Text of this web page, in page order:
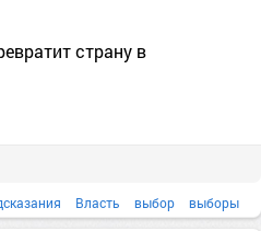
страну в
Власть выбор выборы